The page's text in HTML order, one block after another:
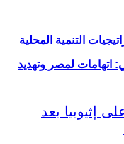
اتهامات لمصر وتهديد
التنمية المحلية